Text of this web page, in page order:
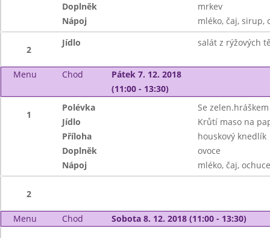
Doplněk
mrkev
Nápoj
mléko, čaj, sirup,
2
Jídlo salát z rýžových
Menu Chod
Pátek 7. 12. 2018
(11:00 - 13:30)
1
Polévka
Se
Jídlo
Krůtí maso na
Příloha
houskový knedlík
Doplněk
ovoce
Nápoj
mléko, čaj,
2
Menu Chod Sobota 8. 12. 2018 (11:00 - 13:30)